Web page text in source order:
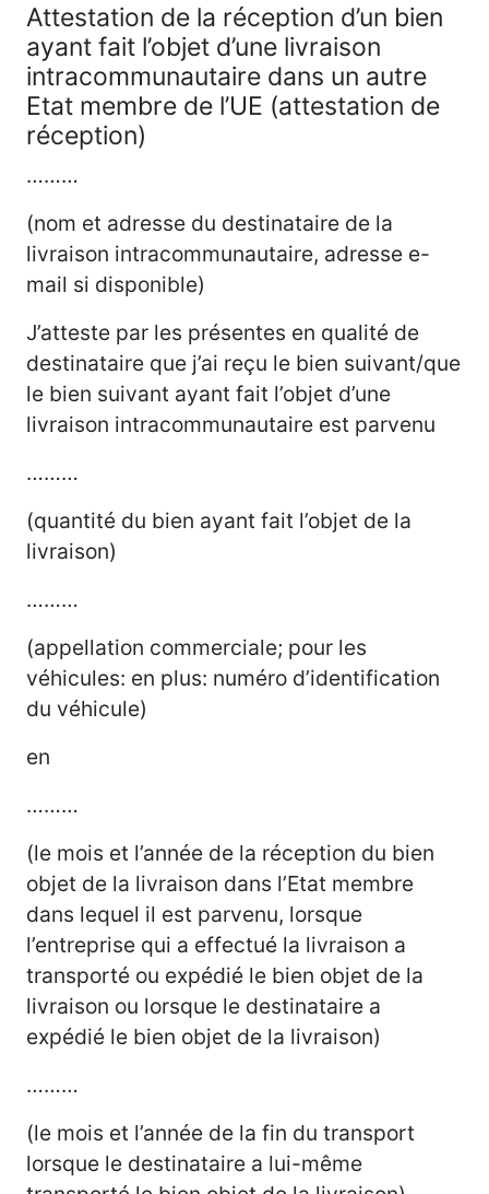
Attestation de la réception d’un bien
ayant fait l’objet d’une livraison
intracommunautaire dans un autre
Etat membre de l’UE (attestation de
réception)
………
(nom et adresse du destinataire de la
livraison intracommunautaire, adresse e-
mail si disponible)
J’atteste par les présentes en qualité de
destinataire que j’ai reçu le bien suivant/que
le bien suivant ayant fait l’objet d’une
livraison intracommunautaire est parvenu
………
(quantité du bien ayant fait l’objet de la
livraison)
………
(appellation commerciale; pour les
véhicules: en plus: numéro d’identification
du véhicule)
en
………
(le mois et l’année de la réception du bien
objet de la livraison dans l’Etat membre
dans lequel il est parvenu, lorsque
l’entreprise qui a effectué la livraison a
transporté ou expédié le bien objet de la
livraison ou lorsque le destinataire a
expédié le bien objet de la livraison)
………
(le mois et l’année de la fin du transport
lorsque le destinataire a lui-même